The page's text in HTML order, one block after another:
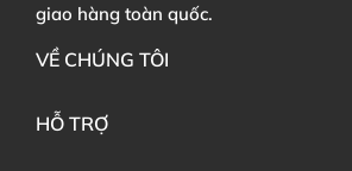
giao hàng toàn quốc.
VỀ CHÚNG TÔI
HỖ TRỢ